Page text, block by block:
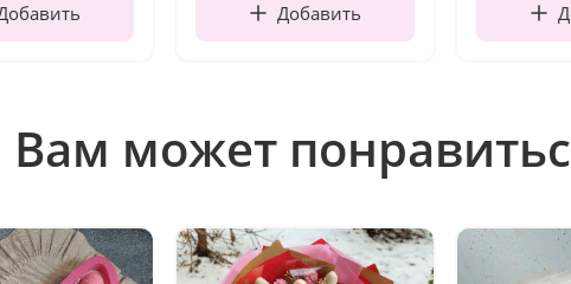
Добавить
Вам может